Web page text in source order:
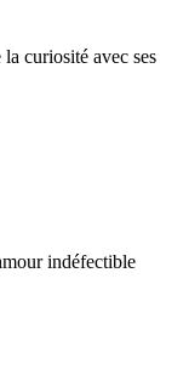
curiosité avec ses
indéfectible